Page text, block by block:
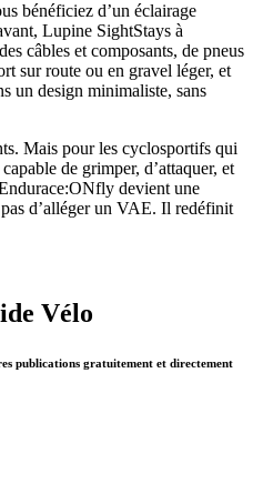
bénéficiez d’un éclairage
Lupine SightStays à
câbles et composants, de pneus
sur route ou en gravel léger, et
un design minimaliste, sans
Mais pour les cyclosportifs qui
de grimper, d’attaquer, et
devient une
d’alléger un VAE. Il redéfinit
Vélo
publications gratuitement et directement